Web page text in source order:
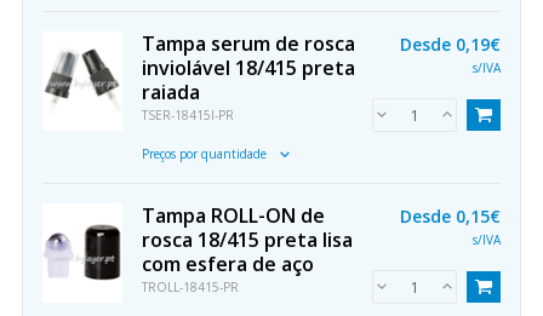
Tampa serum de rosca
inviolável 18/415 preta
raiada
TSER-18415I-PR
Preços por quantidade
Desde 0,19€
s/IVA
Tampa ROLL-ON de
rosca 18/415 preta lisa
com esfera de aço
TROLL-18415-PR
Desde 0,15€
s/IVA